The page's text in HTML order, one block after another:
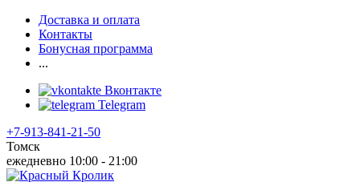
Доставка и оплата
Контакты
Бонусная программа
...
Вконтакте
Telegram
+7-913-841-21-50
Томск
ежедневно 10:00 - 21:00